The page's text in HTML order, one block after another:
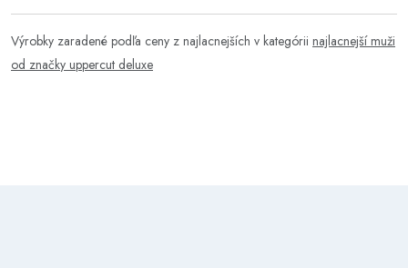
Výrobky zaradené podľa ceny z najlacnejších v kategórii najlacnejší muži
od značky uppercut deluxe